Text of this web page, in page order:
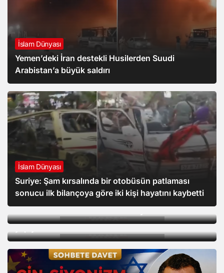
İslam Dünyası
Yemen’deki İran destekli Husilerden Suudi
Arabistan’a büyük saldırı
İslam Dünyası
Suriye: Şam kırsalında bir otobüsün patlaması
sonucu ilk bilançoya göre iki kişi hayatını kaybetti
Gündem
İslam Dünyası
güneyinde ilk askeri üssün inşası için hazırlık